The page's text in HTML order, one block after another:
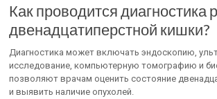
Как проводится диагностика
двенадцатиперстной кишки?
Диагностика может включать эндоскопию,
исследование, компьютерную томографию и
позволяют врачам оценить состояние
и выявить наличие опухолей.